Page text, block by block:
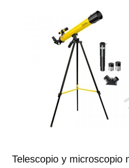
Telescopio y microscopio